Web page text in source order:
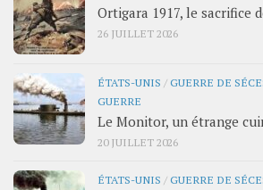
Ortigara 1917, le sacrifice
26 JUILLET 2026
ÉTATS-UNIS /GUERRE DE
GUERRE
Le Monitor, un étrange
20 JUILLET 2026
ÉTATS-UNIS /GUERRE DE